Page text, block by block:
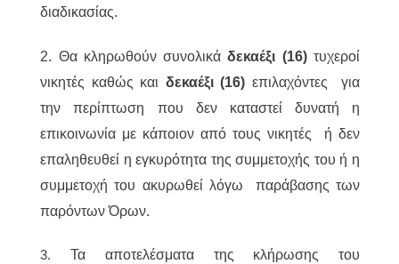
διαδικασίας.
2. Θα κληρωθούν συνολικάδεκαέξι (16)τυχεροί
νικητές καθώς και δεκαέξι (16) επιλαχόντες για
την περίπτωση που δεν καταστεί δυνατή η
επικοινωνία με κάποιον από τους νικητές ή δεν
επαληθευθεί η εγκυρότητα της συμμετοχής του ή η
συμμετοχή του ακυρωθεί λόγω παράβασης των
παρόντων Όρων.
3.Τα αποτελέσματα της κλήρωσης του